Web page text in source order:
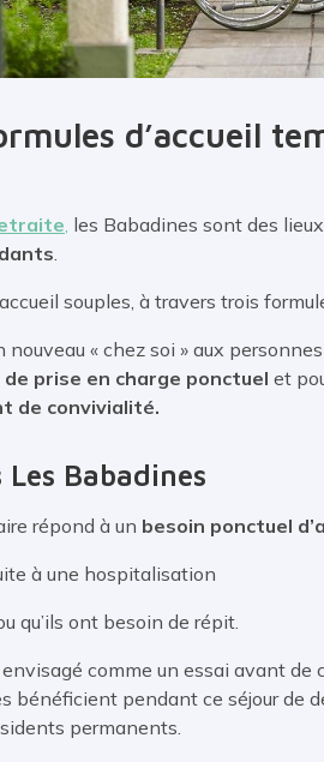
d’accueil
les Babadines sont des
souples, à travers trois
« chez soi » aux
de prise en charge ponctuel et
de convivialité.
Babadines
répond à un besoin ponctuel
à une hospitalisation
qu’ils ont besoin de répit.
comme un essai avant
bénéficient pendant ce séjour de
permanents.